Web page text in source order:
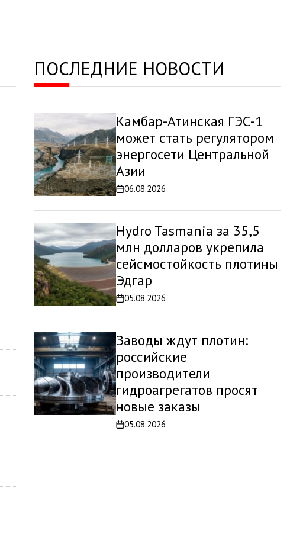
ПОСЛЕДНИЕ НОВОСТИ
Камбар-Атинская ГЭС-1
может стать регулятором
энергосети Центральной
Азии
Дата
06.08.2026
Hydro Tasmania за 35,5
млн долларов укрепила
сейсмостойкость плотины
Эдгар
Дата
05.08.2026
Заводы ждут плотин:
российские
производители
гидроагрегатов просят
новые заказы
Дата
05.08.2026